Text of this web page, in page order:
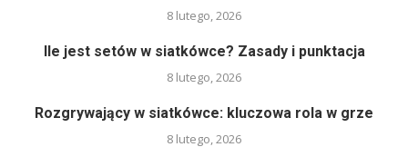
8 lutego, 2026
Ile jest setów w siatkówce? Zasady i punktacja
8 lutego, 2026
Rozgrywający w siatkówce: kluczowa rola w grze
8 lutego, 2026